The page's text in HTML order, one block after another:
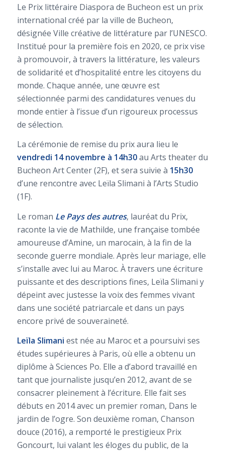
Le Prix littéraire Diaspora de Bucheon est un prix
international créé par la ville de Bucheon,
désignée Ville créative de littérature par l’UNESCO.
Institué pour la première fois en 2020, ce prix vise
à promouvoir, à travers la littérature, les valeurs
de solidarité et d’hospitalité entre les citoyens du
monde. Chaque année, une œuvre est
sélectionnée parmi des candidatures venues du
monde entier à l’issue d’un rigoureux processus
de sélection.
La cérémonie de remise du prix aura lieu le
vendredi 14 novembre à 14h30au Arts theater du
Bucheon Art Center (2F), et sera suivie à 15h30
d’une rencontre avec Leïla Slimani à l’Arts Studio
(1F).
Le roman Le Pays des autres, lauréat du Prix,
raconte la vie de Mathilde, une française tombée
amoureuse d’Amine, un marocain, à la fin de la
seconde guerre mondiale. Après leur mariage, elle
s’installe avec lui au Maroc. À travers une écriture
puissante et des descriptions fines, Leïla Slimani y
dépeint avec justesse la voix des femmes vivant
dans une société patriarcale et dans un pays
encore privé de souveraineté.
Leïla Slimani est née au Maroc et a poursuivi ses
études supérieures à Paris, où elle a obtenu un
diplôme à Sciences Po. Elle a d’abord travaillé en
tant que journaliste jusqu’en 2012, avant de se
consacrer pleinement à l’écriture. Elle fait ses
débuts en 2014 avec un premier roman, Dans le
jardin de l’ogre. Son deuxième roman, Chanson
douce (2016), a remporté le prestigieux Prix
Goncourt, lui valant les éloges du public, de la